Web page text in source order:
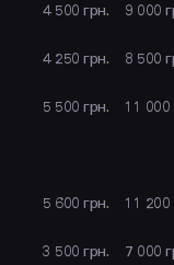
4 500 грн. 9 000
4 250 грн. 8 500
5 500 грн. 11 000
5 600 грн. 11 200
3 500 грн. 7 000